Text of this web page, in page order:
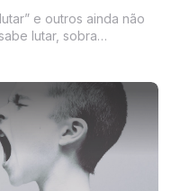
e outros ainda não
lutar, sobra